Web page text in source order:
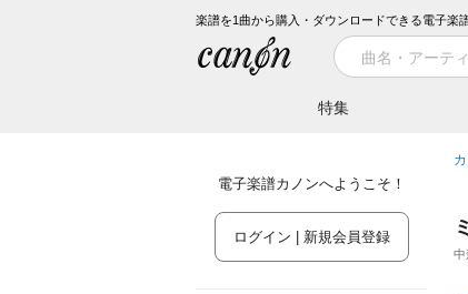
楽譜を1曲から購入・ダウンロードできる電子楽
特集
電子楽譜カノンへようこそ！
ログイン | 新規会員登録
中